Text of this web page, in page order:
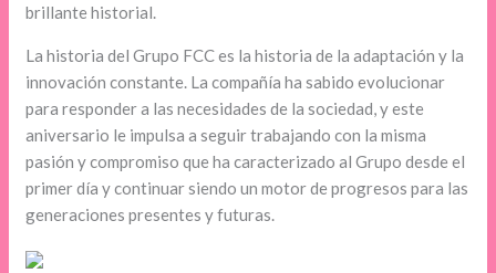
brillante historial.
La historia del Grupo FCC es la historia de la adaptación y la
innovación constante. La compañía ha sabido evolucionar
para responder a las necesidades de la sociedad, y este
aniversario le impulsa a seguir trabajando con la misma
pasión y compromiso que ha caracterizado al Grupo desde el
primer día y continuar siendo un motor de progresos para las
generaciones presentes y futuras.